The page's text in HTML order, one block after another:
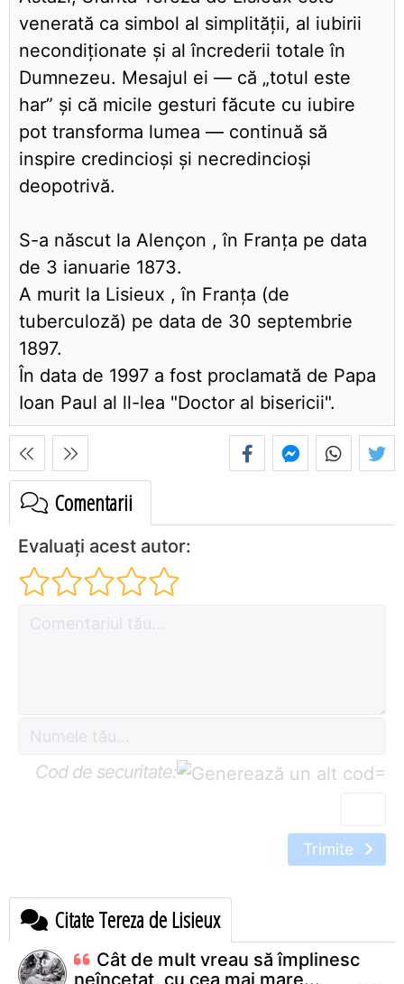
venerată ca simbol al simplității, al iubirii
necondiționate și al încrederii totale în
Dumnezeu. Mesajul ei — că „totul este
har” și că micile gesturi făcute cu iubire
pot transforma lumea — continuă să
inspire credincioși și necredincioși
deopotrivă.
S-a născut la Alençon , în Franţa pe data
de 3 ianuarie 1873.
A murit la Lisieux , în Franţa (de
tuberculoză) pe data de 30 septembrie
1897.
În data de 1997 a fost proclamată de Papa
Ioan Paul al ll-lea "Doctor al bisericii".
Comentarii
Evaluați acest autor:
Cod de securitate: =
Trimite
Citate Tereza de Lisieux
Cât de mult vreau să împlinesc
neîncetat, cu cea mai mare...